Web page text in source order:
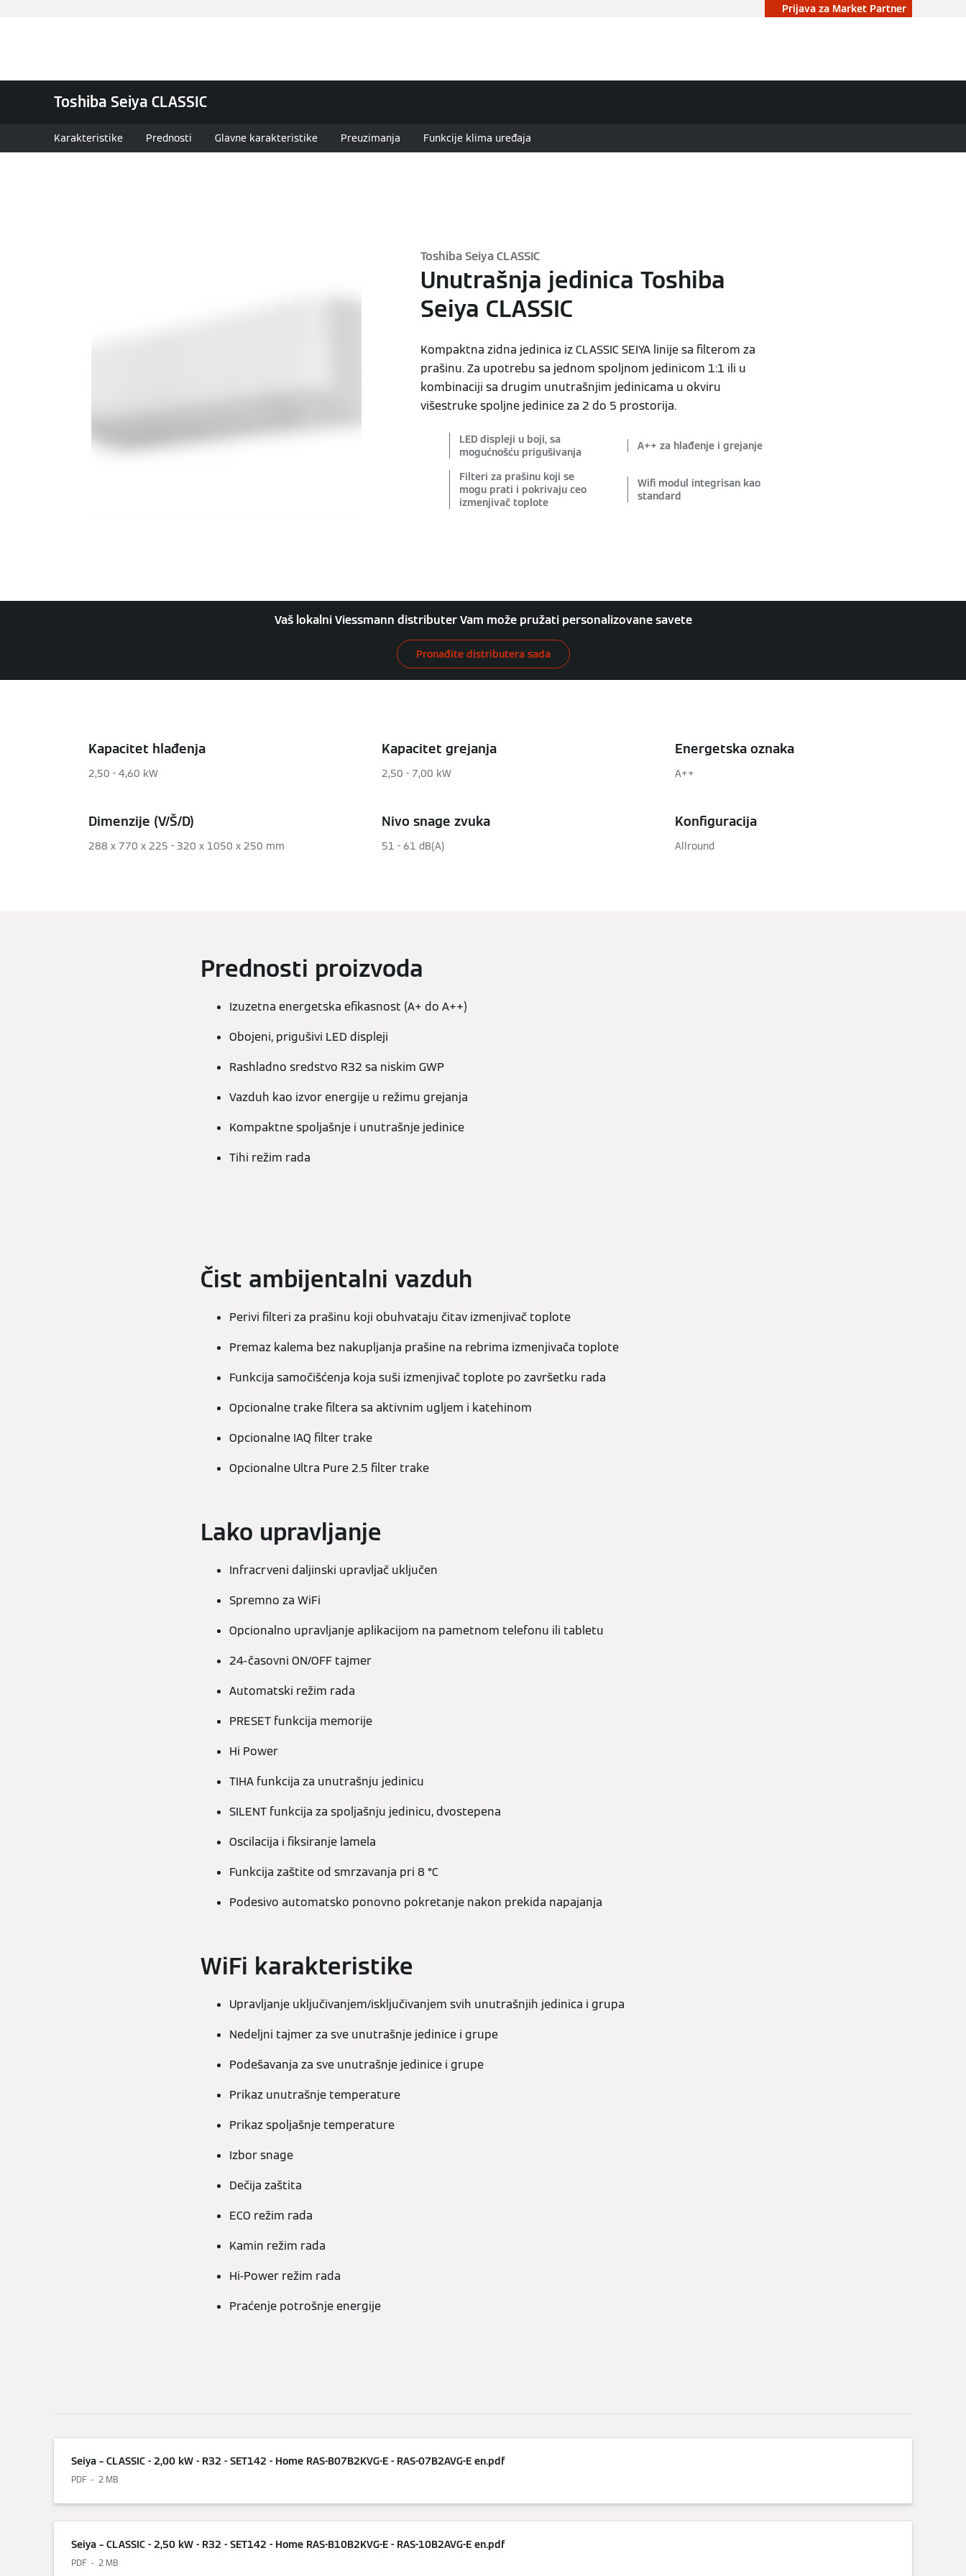
Prijava za Market Partner
Toshiba Seiya CLASSIC
Karakteristike Prednosti Glavne karakteristike Preuzimanja Funkcije klima uređaja
Toshiba Seiya CLASSIC
Unutrašnja jedinica Toshiba
Seiya CLASSIC
Kompaktna zidna jedinica iz CLASSIC SEIYA linije sa filterom za
prašinu. Za upotrebu sa jednom spoljnom jedinicom 1:1 ili u
kombinaciji sa drugim unutrašnjim jedinicama u okviru
višestruke spoljne jedinice za 2 do 5 prostorija.
LED displeji u boji, sa
mogućnošću prigušivanja
A++ za hlađenje i grejanje
Filteri za prašinu koji se
mogu prati i pokrivaju ceo
izmenjivač toplote
Wifi modul integrisan kao
standard
Vaš lokalni Viessmann distributer Vam može pružati personalizovane savete
Pronađite distributera sada
Kapacitet hlađenja
2,50 - 4,60 kW
Kapacitet grejanja
2,50 - 7,00 kW
Energetska oznaka
A++
Dimenzije (V/Š/D)
288 x 770 x 225 - 320 x 1050 x 250 mm
Nivo snage zvuka
51 - 61 dB(A)
Konfiguracija
Allround
Prednosti proizvoda
Izuzetna energetska efikasnost (A+ do A++)
Obojeni, prigušivi LED displeji
Rashladno sredstvo R32 sa niskim GWP
Vazduh kao izvor energije u režimu grejanja
Kompaktne spoljašnje i unutrašnje jedinice
Tihi režim rada
Čist ambijentalni vazduh
Perivi filteri za prašinu koji obuhvataju čitav izmenjivač toplote
Premaz kalema bez nakupljanja prašine na rebrima izmenjivača toplote
Funkcija samočišćenja koja suši izmenjivač toplote po završetku rada
Opcionalne trake filtera sa aktivnim ugljem i katehinom
Opcionalne IAQ filter trake
Opcionalne Ultra Pure 2.5 filter trake
Lako upravljanje
Infracrveni daljinski upravljač uključen
Spremno za WiFi
Opcionalno upravljanje aplikacijom na pametnom telefonu ili tabletu
24-časovni ON/OFF tajmer
Automatski režim rada
PRESET funkcija memorije
Hi Power
TIHA funkcija za unutrašnju jedinicu
SILENT funkcija za spoljašnju jedinicu, dvostepena
Oscilacija i fiksiranje lamela
Funkcija zaštite od smrzavanja pri 8 °C
Podesivo automatsko ponovno pokretanje nakon prekida napajanja
WiFi karakteristike
Upravljanje uključivanjem/isključivanjem svih unutrašnjih jedinica i grupa
Nedeljni tajmer za sve unutrašnje jedinice i grupe
Podešavanja za sve unutrašnje jedinice i grupe
Prikaz unutrašnje temperature
Prikaz spoljašnje temperature
Izbor snage
Dečija zaštita
ECO režim rada
Kamin režim rada
Hi-Power režim rada
Praćenje potrošnje energije
Seiya – CLASSIC - 2,00 kW - R32 - SET142 - Home RAS-B07B2KVG-E - RAS-07B2AVG-E en.pdf
PDF 2 MB
Seiya – CLASSIC - 2,50 kW - R32 - SET142 - Home RAS-B10B2KVG-E - RAS-10B2AVG-E en.pdf
PDF 2 MB